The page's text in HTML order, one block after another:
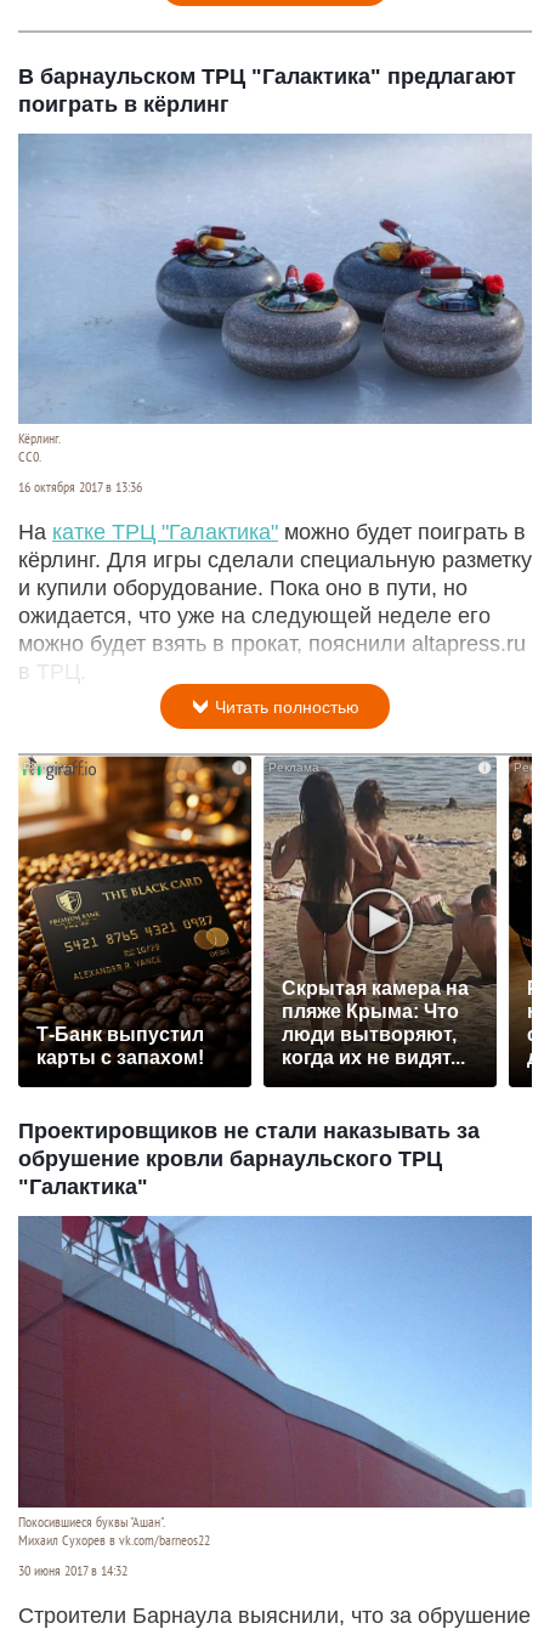
В барнаульском ТРЦ "Галактика" предлагают
поиграть в кёрлинг
Кёрлинг.
СС0.
16 октября 2017 в 13:36
На катке ТРЦ "Галактика" можно будет поиграть в
кёрлинг. Для игры сделали специальную разметку
и купили оборудование. Пока оно в пути, но
ожидается, что уже на следующей неделе его
можно будет взять в прокат, пояснили altapress.ru
в ТРЦ.
Читать полностью
i
Т-Банк выпустил
карты с запахом!
i
Скрытая камера на
пляже Крыма: Что
люди вытворяют,
когда их не видят...
Проектировщиков не стали наказывать за
обрушение кровли барнаульского ТРЦ
"Галактика"
Покосившиеся буквы "Ашан".
Михаил Сухорев в vk.com/barneos22
30 июня 2017 в 14:32
Строители Барнаула выяснили, что за обрушение